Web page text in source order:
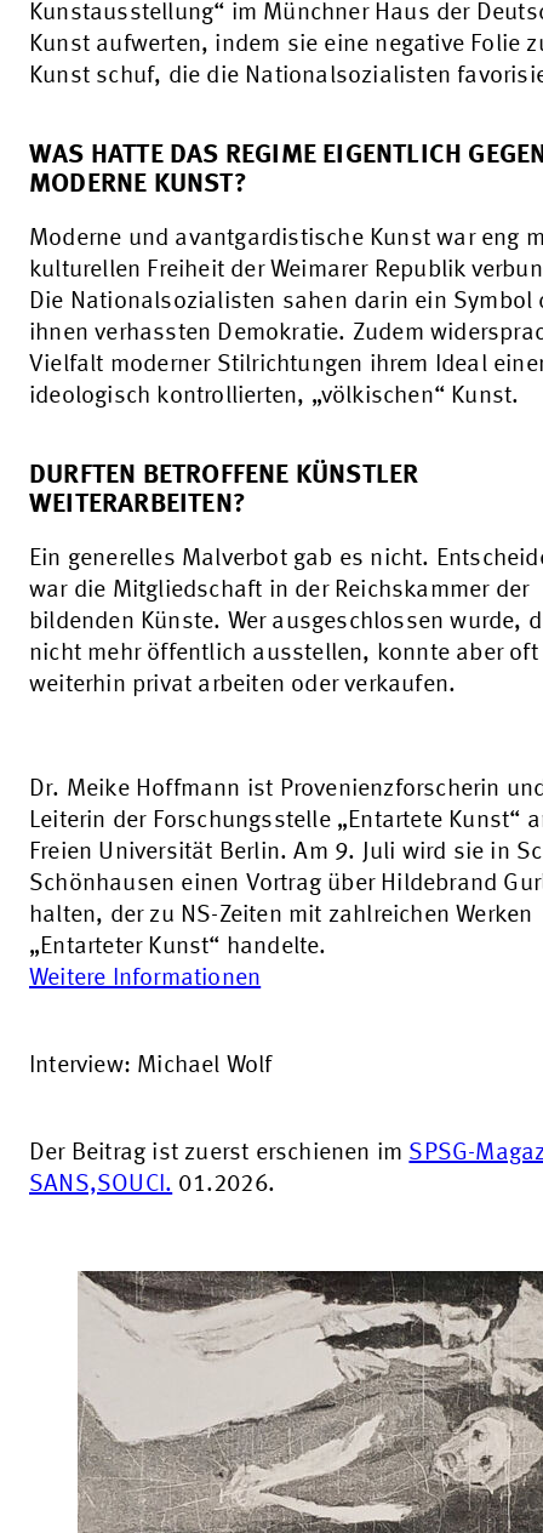
Kunstausstellung“ im Münchner Haus der
Kunst aufwerten, indem sie eine negative Folie
Kunst schuf, die die Nationalsozialisten
WAS HATTE DAS REGIME EIGENTLICH
MODERNE KUNST?
Moderne und avantgardistische Kunst war eng
kulturellen Freiheit der Weimarer Republik
Die Nationalsozialisten sahen darin ein Symbol
ihnen verhassten Demokratie. Zudem
Vielfalt moderner Stilrichtungen ihrem Ideal
ideologisch kontrollierten, „völkischen“ Kunst.
DURFTEN BETROFFENE KÜNSTLER
WEITERARBEITEN?
Ein generelles Malverbot gab es nicht.
war die Mitgliedschaft in der Reichskammer der
bildenden Künste. Wer ausgeschlossen wurde,
nicht mehr öffentlich ausstellen, konnte aber oft
weiterhin privat arbeiten oder verkaufen.
Dr. Meike Hoffmann ist Provenienzforscherin
Leiterin der Forschungsstelle „Entartete Kunst“
Freien Universität Berlin. Am 9. Juli wird sie in
Schönhausen einen Vortrag über Hildebrand
halten, der zu NS-Zeiten mit zahlreichen Werken
„Entarteter Kunst“ handelte.
Weitere Informationen
Interview: Michael Wolf
Der Beitrag ist zuerst erschienen im SPSG-
SANS,SOUCI. 01.2026.